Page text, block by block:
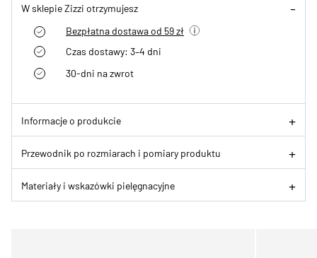
W sklepie Zizzi otrzymujesz
Bezpłatna dostawa od 59 zł
Czas dostawy: 3–4 dni
30-dni na zwrot
Informacje o produkcie
Przewodnik po rozmiarach i pomiary produktu
Materiały i wskazówki pielęgnacyjne